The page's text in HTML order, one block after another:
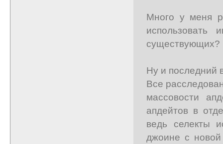
Много у меня
существующих?
Ну и последний
Все
массовости
апдейтов в
ведь селекты
джоине с новой